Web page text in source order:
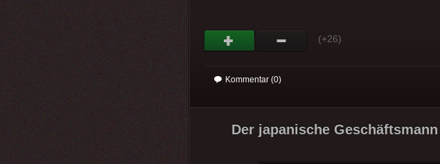
(+26)
Kommentar (0)
Der japanische